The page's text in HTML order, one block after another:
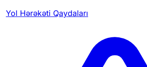
Yol Hərəkəti Qaydaları